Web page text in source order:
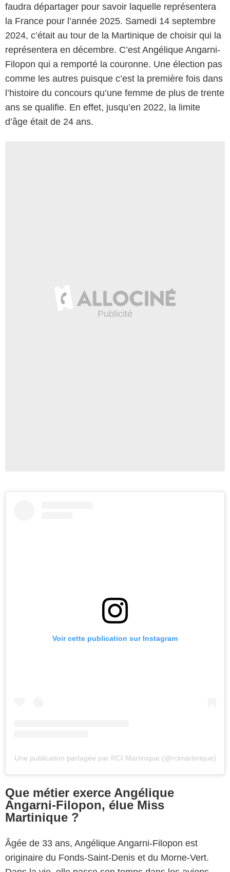
faudra départager pour savoir laquelle représentera
la France pour l’année 2025. Samedi 14 septembre
2024, c’était au tour de la Martinique de choisir qui la
représentera en décembre. C’est Angélique Angarni-
Filopon qui a remporté la couronne. Une élection pas
comme les autres puisque c’est la première fois dans
l’histoire du concours qu’une femme de plus de trente
ans se qualifie. En effet, jusqu’en 2022, la limite
d’âge était de 24 ans.
Voir cette publication sur Instagram
Une publication partagée par RCI Martinique (@rcimartinique)
Que métier exerce Angélique
Angarni-Filopon, élue Miss
Martinique ?
Âgée de 33 ans, Angélique Angarni-Filopon est
originaire du Fonds-Saint-Denis et du Morne-Vert.